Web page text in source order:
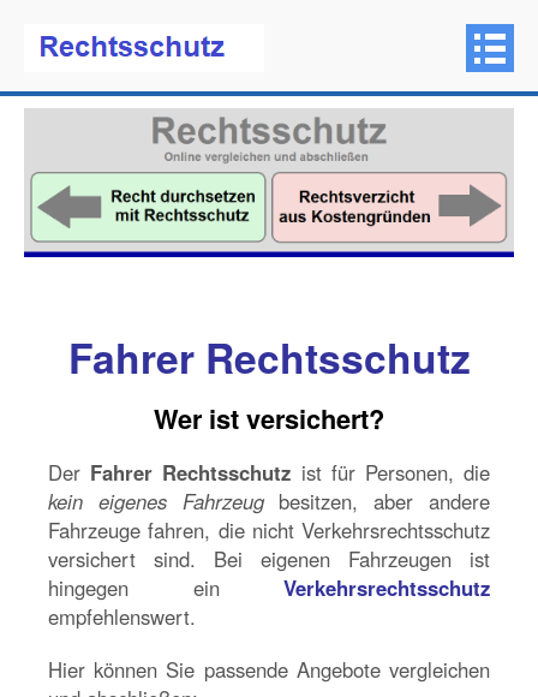
Fahrer Rechtsschutz
Wer ist versichert?
Der Fahrer Rechtsschutz ist für Personen, die
kein eigenes Fahrzeugbesitzen, aber andere
Fahrzeuge fahren, die nicht Verkehrsrechtsschutz
versichert sind. Bei eigenen Fahrzeugen ist
hingegen ein Verkehrsrechtsschutz
empfehlenswert.
Hier können Sie passende Angebote vergleichen